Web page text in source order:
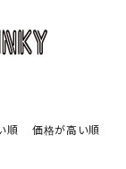
順 価格が高い順